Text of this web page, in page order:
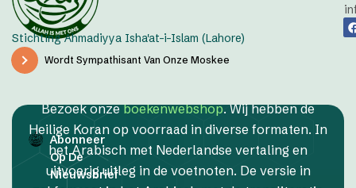
Stichting Ahmadiyya Isha'at-i-Islam (Lahore)
Wordt Sympathisant Van Onze Moskee
Abonneer
Op De
Nieuwsbrief
Bezoek onzeboekenwebshop. Wij hebben de
Heilige Koran op voorraad in diverse formaten. In
het Arabisch met Nederlandse vertaling en
uitvoerig uitleg in de voetnoten. De versie in